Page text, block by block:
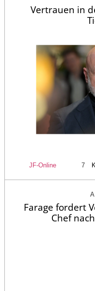
Vertrauen in
JF-Online 7
Farage fordert
Chef